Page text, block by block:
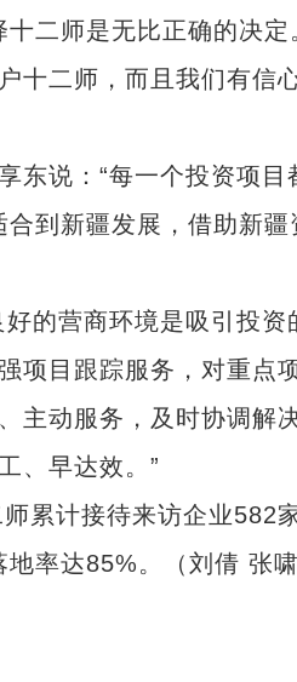
二师是无比正确的决
十二师，而且我们有信
说：“每一个投资项目
合到新疆发展，借助新
营商环境是吸引投资
项目跟踪服务，对重点
主动服务，及时协调解
、早达效。”
计接待来访企业582
率达85%。（刘倩 张啸